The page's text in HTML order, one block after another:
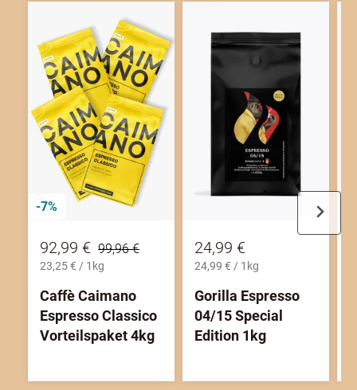
-7%
92,99 € 99,96 €
23,25 € / 1kg
Caffè Caimano
Espresso Classico
Vorteilspaket 4kg
24,99 €
24,99 € / 1kg
Gorilla Espresso
04/15 Special
Edition 1kg